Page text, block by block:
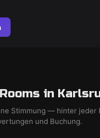
in
Stimmung — hinter jeder
und Buchung.